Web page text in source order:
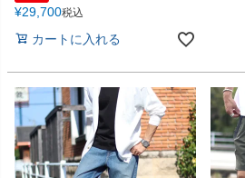
¥29,700税込
カートに入れる